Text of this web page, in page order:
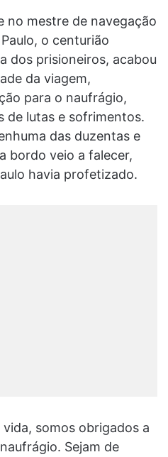
no mestre de navegação
o centurião
dos prisioneiros, acabou
da viagem,
para o naufrágio,
de lutas e sofrimentos.
das duzentas e
bordo veio a falecer,
havia profetizado.
somos obrigados a
Sejam de